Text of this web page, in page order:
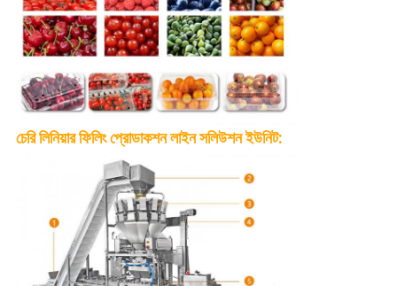
চেরি লিনিয়ার ফিলিং প্রোডাকশন লাইন সলিউশন ইউনিট: